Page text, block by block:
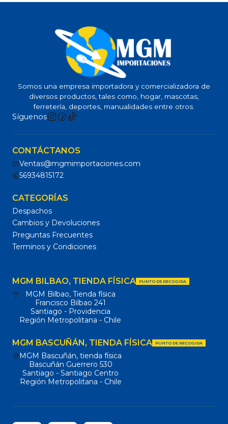
Somos una empresa importadora y comercializadora de
diversos productos, tales como, hogar, mascotas,
ferretería, deportes, manualidades entre otros.
Síguenos
CONTÁCTANOS
Ventas@mgmimportaciones.com
56934815172
CATEGORÍAS
Despachos
Cambios y Devoluciones
Preguntas Frecuentes
Terminos y Condiciones
MGM BILBAO, TIENDA FÍSICA PUNTO DE RECOGIDA
MGM Bilbao, Tienda física
Francisco Bilbao 241
Santiago - Providencia
Región Metropolitana - Chile
MGM BASCUÑÁN, TIENDA FÍSICA PUNTO DE RECOGIDA
MGM Bascuñán, tienda física
Bascuñán Guerrero 530
Santiago - Santiago Centro
Región Metropolitana - Chile